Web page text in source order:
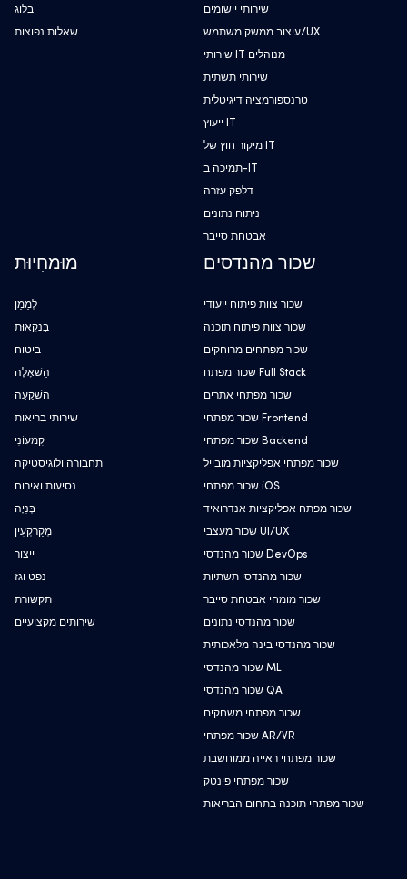
בלוג
שאלות נפוצות
שירותי יישומים
עיצוב ממשק משתמש/UX
שירותי IT מנוהלים
שירותי תשתית
טרנספורמציה דיגיטלית
תמיכה ב-IT
דלפק עזרה
ניתוח נתונים
אבטחת סייבר
מוּמחִיוּת
לְמַמֵן
בַּנקָאוּת
ביטוח
הַשׁאָלָה
הַשׁקָעָה
שירותי בריאות
קִמעוֹנִי
תחבורה ולוגיסטיקה
נסיעות ואירוח
בְּנִיָה
מְקַרקְעִין
ייצור
נפט וגז
תקשורת
שירותים מקצועיים
שכור מהנדסים
שכור צוות פיתוח ייעודי
שכור צוות פיתוח תוכנה
שכור מפתחים מרוחקים
שכור מפתח Full Stack
שכור מפתחי אתרים
שכור מפתחי Frontend
שכור מפתחי Backend
שכור מפתחי אפליקציות מובייל
שכור מפתחי iOS
שכור מפתח אפליקציות אנדרואיד
שכור מעצבי UI/UX
שכור מהנדסי DevOps
שכור מהנדסי תשתיות
שכור מומחי אבטחת סייבר
שכור מהנדסי נתונים
שכור מהנדסי בינה מלאכותית
שכור מהנדסי ML
שכור מהנדסי QA
שכור מפתחי משחקים
שכור מפתחי AR/VR
שכור מפתחי ראייה ממוחשבת
שכור מפתחי פינטק
שכור מפתחי תוכנה בתחום הבריאות